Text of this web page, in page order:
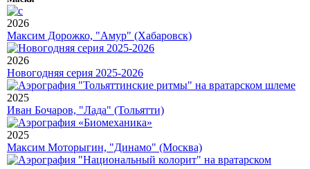
2026
Максим Дорожко, "Амур" (Хабаровск)
2026
Новогодняя серия 2025-2026
2025
Иван Бочаров, "Лада" (Тольятти)
2025
Максим Моторыгин, "Динамо" (Москва)